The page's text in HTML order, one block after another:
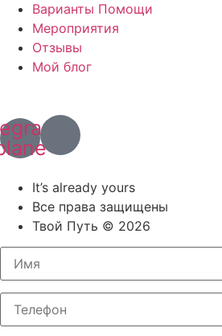
Варианты Помощи
Мероприятия
Отзывы
Мой блог
It’s already yours
Все права защищены
Твой Путь © 2026